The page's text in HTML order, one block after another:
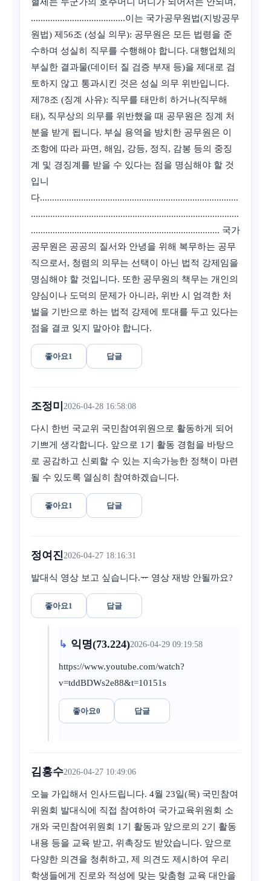
.......................................이는 국가공무원법(지방공무
원법) 제56조 (성실 의무): 공무원은 모든 법령을 준
수하며 성실히 직무를 수행해야 합니다. 대행업체의
부실한 결과물(데이터 질 검증 부재 등)을 제대로 검
토하지 않고 통과시킨 것은 성실 의무 위반입니다.
제78조 (징계 사유): 직무를 태만히 하거나(직무해
태), 직무상의 의무를 위반했을 때 공무원은 징계 처
분을 받게 됩니다. 부실 용역을 방치한 공무원은 이
조항에 따라 파면, 해임, 강등, 정직, 감봉 등의 중징
계 및 경징계를 받을 수 있다는 점을 명심해야 할 것
입니
다..................................................................................
......................................................................................
.............................................................................. 국가
공무원은 공공의 질서와 안녕을 위해 복무하는 공무
직으로서, 청렴의 의무는 선택이 아닌 법적 강제임을
명심해야 할 것입니다. 또한 공무원의 책무는 개인의
양심이나 도덕의 문제가 아니라, 위반 시 엄격한 처
벌을 기반으로 하는 법적 강제에 토대를 두고 있다는
점을 결코 잊지 말아야 합니다.
좋아요1 답글
조정미 2026-04-28 16:58:08
다시 한번 국교위 국민참여위원으로 활동하게 되어
기쁘게 생각합니다. 앞으로 1기 활동 경험을 바탕으
로 공감하고 신뢰할 수 있는 지속가능한 정책이 마련
될 수 있도록 열심히 참여하겠습니다.
좋아요1 답글
정여진2026-04-27 18:16:31
발대식 영상 보고 싶습니다.ᅲ 영상 재방 안될까요?
좋아요1 답글
익명(73.224)2026-04-29 09:19:58
https://www.youtube.com/watch?
v=tddBDWs2e88&t=10151s
좋아요0 답글
김홍수2026-04-27 10:49:06
오늘 가입해서 인사드립니다. 4월 23일(목) 국민참여
위원회 발대식에 직접 참여하여 국가교육위원회 소
개와 국민참여위원회 1기 활동과 앞으로의 2기 활동
내용 등을 교육 받고, 위촉장도 받았습니다. 앞으로
다양한 의견을 청취하고, 제 의견도 제시하여 우리
학생들에게 진로와 적성에 맞는 맞춤형 교육 대안을